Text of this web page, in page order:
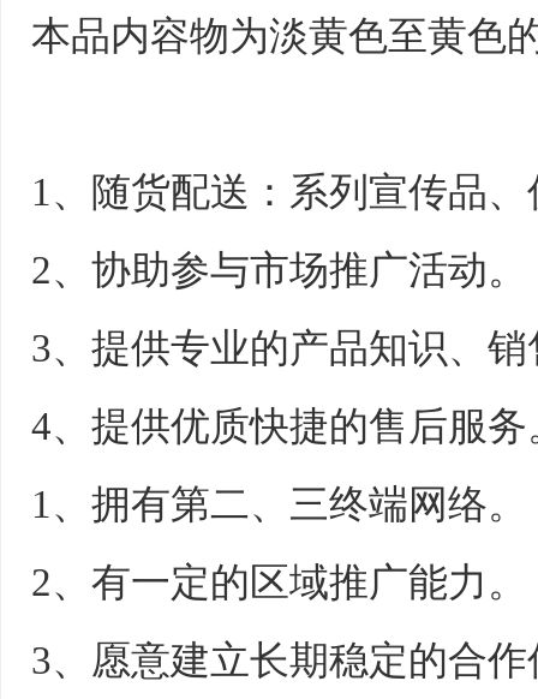
本品内容物为淡黄色至黄色
1、随货配送：系列宣传品
2、协助参与市场推广活动。
3、提供专业的产品知识、
4、提供优质快捷的售后服务
1、拥有第二、三终端网络。
2、有一定的区域推广能力。
3、愿意建立长期稳定的合